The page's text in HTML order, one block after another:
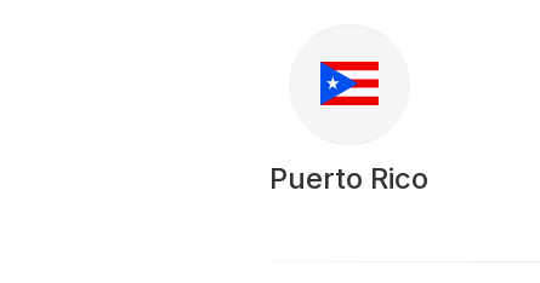
Puerto Rico